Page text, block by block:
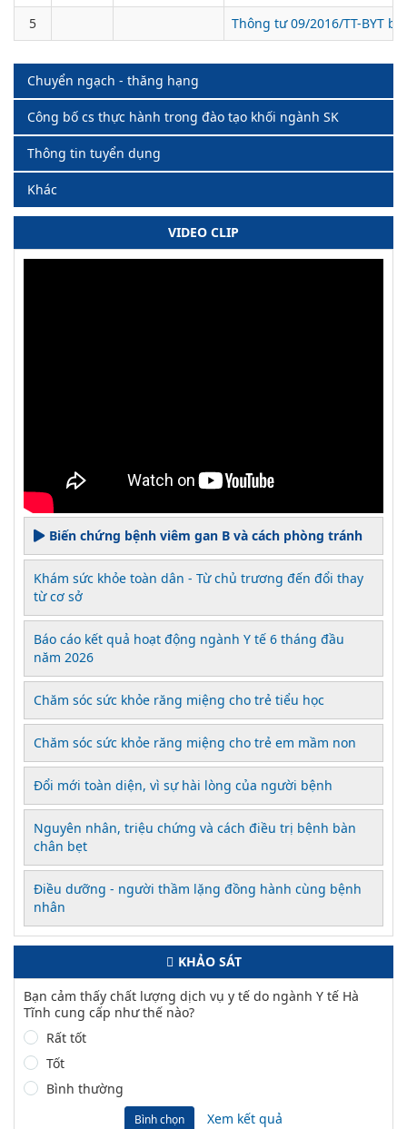
5
Thông tư 09/2016/TT-BYT
Chuyển ngạch - thăng hạng
Công bố cs thực hành trong đào tạo khối ngành SK
Thông tin tuyển dụng
Khác
VIDEO CLIP
Biến chứng bệnh viêm gan B và cách phòng tránh
Khám sức khỏe toàn dân - Từ chủ trương đến đổi thay
từ cơ sở
Báo cáo kết quả hoạt động ngành Y tế 6 tháng đầu
năm 2026
Chăm sóc sức khỏe răng miệng cho trẻ tiểu học
Chăm sóc sức khỏe răng miệng cho trẻ em mầm non
Đổi mới toàn diện, vì sự hài lòng của người bệnh
Nguyên nhân, triệu chứng và cách điều trị bệnh bàn
chân bẹt
Điều dưỡng - người thầm lặng đồng hành cùng bệnh
nhân
KHẢO SÁT
Bạn cảm thấy chất lượng dịch vụ y tế do ngành Y tế Hà
Tĩnh cung cấp như thế nào?
Rất tốt
Tốt
Bình thường
Bình chọn Xem kết quả